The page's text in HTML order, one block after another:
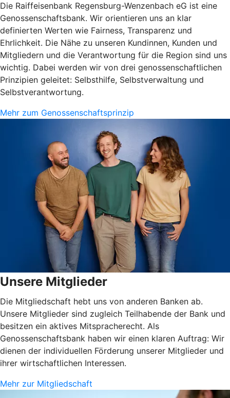
Die Raiffeisenbank Regensburg-Wenzenbach eG ist eine
Genossenschaftsbank. Wir orientieren uns an klar
definierten Werten wie Fairness, Transparenz und
Ehrlichkeit. Die Nähe zu unseren Kundinnen, Kunden und
Mitgliedern und die Verantwortung für die Region sind uns
wichtig. Dabei werden wir von drei genossenschaftlichen
Prinzipien geleitet: Selbsthilfe, Selbstverwaltung und
Selbstverantwortung.
Mehr zum Genossenschaftsprinzip
Unsere Mitglieder
Die Mitgliedschaft hebt uns von anderen Banken ab.
Unsere Mitglieder sind zugleich Teilhabende der Bank und
besitzen ein aktives Mitspracherecht. Als
Genossenschaftsbank haben wir einen klaren Auftrag: Wir
dienen der individuellen Förderung unserer Mitglieder und
ihrer wirtschaftlichen Interessen.
Mehr zur Mitgliedschaft